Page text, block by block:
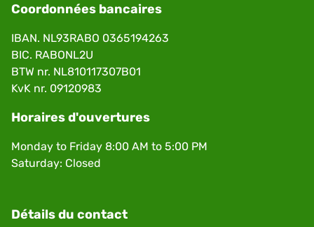
Coordonnées bancaires
IBAN. NL93RABO 0365194263
BIC. RABONL2U
BTW nr. NL810117307B01
KvK nr. 09120983
Horaires d'ouvertures
Monday to Friday 8:00 AM to 5:00 PM
Saturday: Closed
Détails du contact